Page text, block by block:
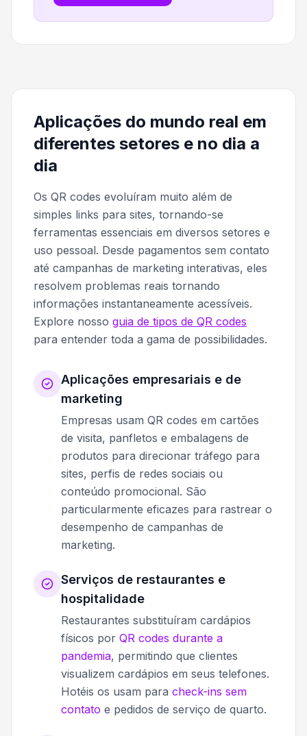
Aplicações do mundo real em
diferentes setores e no dia a
dia
Os QR codes evoluíram muito além de
simples links para sites, tornando-se
ferramentas essenciais em diversos setores e
uso pessoal. Desde pagamentos sem contato
até campanhas de marketing interativas, eles
resolvem problemas reais tornando
informações instantaneamente acessíveis.
Explore nosso guia de tipos de QR codes
para entender toda a gama de possibilidades.
Aplicações empresariais e de
marketing
Empresas usam QR codes em cartões
de visita, panfletos e embalagens de
produtos para direcionar tráfego para
sites, perfis de redes sociais ou
conteúdo promocional. São
particularmente eficazes para rastrear o
desempenho de campanhas de
marketing.
Serviços de restaurantes e
hospitalidade
Restaurantes substituíram cardápios
físicos por QR codes durante a
pandemia, permitindo que clientes
visualizem cardápios em seus telefones.
Hotéis os usam para check-ins sem
contato e pedidos de serviço de quarto.